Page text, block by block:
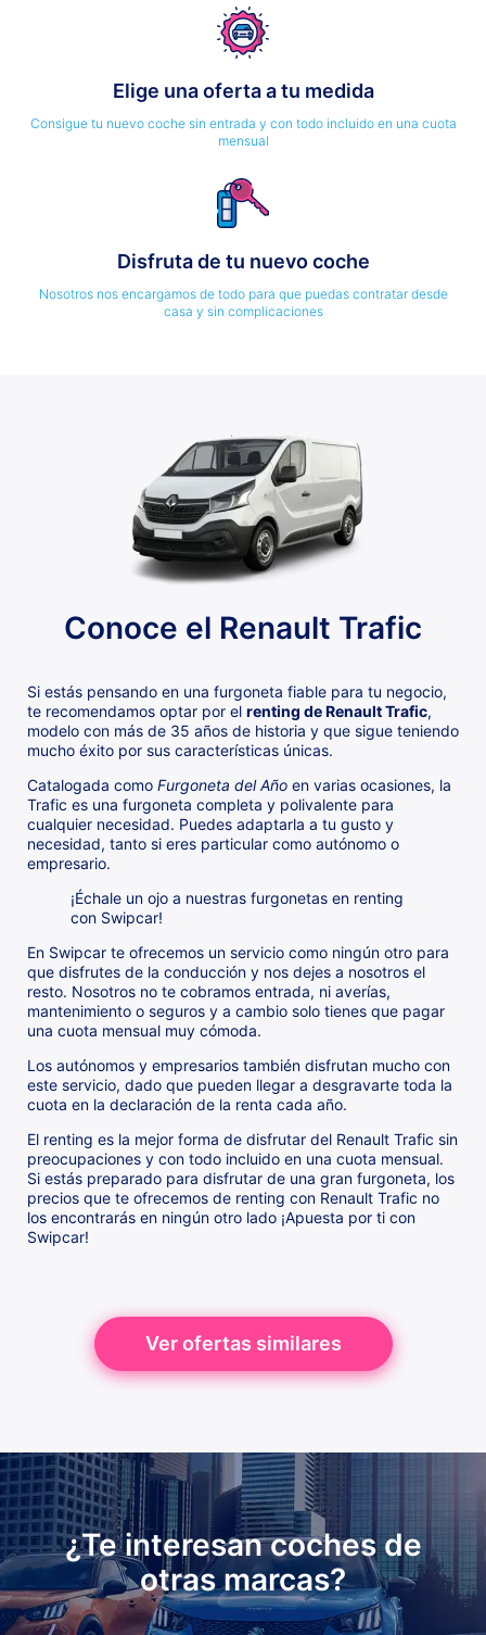
Elige una oferta a tu medida
Consigue tu nuevo coche sin entrada y con todo incluido en una cuota
mensual
Disfruta de tu nuevo coche
Nosotros nos encargamos de todo para que puedas contratar desde
casa y sin complicaciones
Conoce el Renault Trafic
Si estás pensando en una furgoneta fiable para tu negocio,
te recomendamos optar por el renting de Renault Trafic,
modelo con más de 35 años de historia y que sigue teniendo
mucho éxito por sus características únicas.
Catalogada como Furgoneta del Año en varias ocasiones, la
Trafic es una furgoneta completa y polivalente para
cualquier necesidad. Puedes adaptarla a tu gusto y
necesidad, tanto si eres particular como autónomo o
empresario.
¡Échale un ojo a nuestras furgonetas en renting
con Swipcar!
En Swipcar te ofrecemos un servicio como ningún otro para
que disfrutes de la conducción y nos dejes a nosotros el
resto. Nosotros no te cobramos entrada, ni averías,
mantenimiento o seguros y a cambio solo tienes que pagar
una cuota mensual muy cómoda.
Los autónomos y empresarios también disfrutan mucho con
este servicio, dado que pueden llegar a desgravarte toda la
cuota en la declaración de la renta cada año.
El renting es la mejor forma de disfrutar del Renault Trafic sin
preocupaciones y con todo incluido en una cuota mensual.
Si estás preparado para disfrutar de una gran furgoneta, los
precios que te ofrecemos de renting con Renault Trafic no
los encontrarás en ningún otro lado ¡Apuesta por ti con
Swipcar!
Ver ofertas similares
¿Te interesan coches de
otras marcas?